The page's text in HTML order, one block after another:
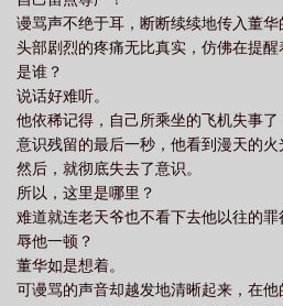
谩骂声不绝于耳，断断续续地传入董华
头部剧烈的疼痛无比真实，仿佛在提醒
是谁？
说话好难听。
他依稀记得，自己所乘坐的飞机失事
意识残留的最后一秒，他看到漫天的火
然后，就彻底失去了意识。
所以，这里是哪里？
难道就连老天爷也不看下去他以往的
辱他一顿？
董华如是想着。
可谩骂的声音却越发地清晰起来，在他